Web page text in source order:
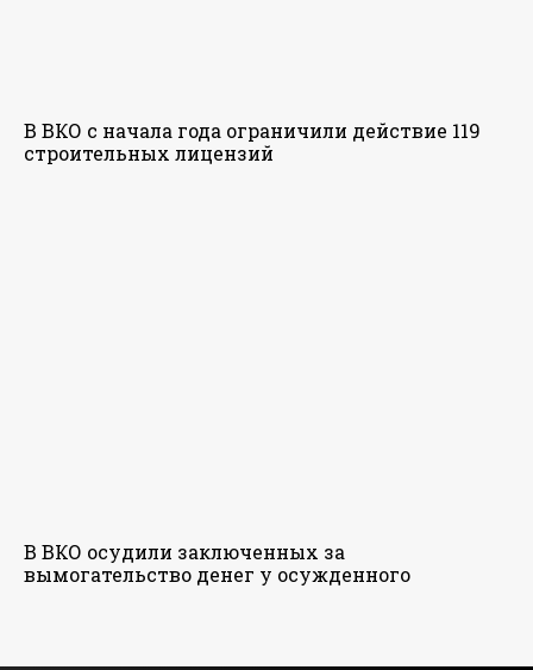
В ВКО с начала года ограничили действие 119
строительных лицензий
В ВКО осудили заключенных за
вымогательство денег у осужденного